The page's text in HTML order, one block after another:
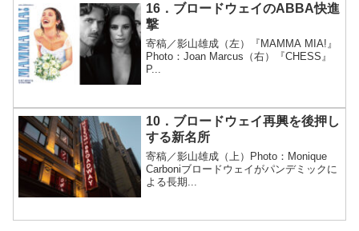
16．ブロードウェイのABBA快進
撃
寄稿／影山雄成（左）『MAMMA MIA!』
Photo：Joan Marcus（右）『CHESS』
P...
10．ブロードウェイ再興を後押し
する新名所
寄稿／影山雄成（上）Photo：Monique
Carboniブロードウェイがパンデミックに
よる長期...